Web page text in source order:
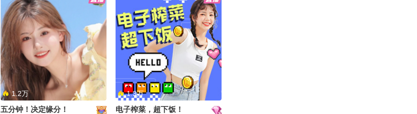
“我很幸运能找到这位老婆”马国
明自曝弄丢婚戒，太太汤洛雯并
无责备，反而称“可以买一对新
的”
又是北大数院07级校友！全球每
年仅一位获奖者！苏炜杰获考普
斯奖，与王虹、邓煜是本科同窗
1.2万
五分钟！决定缘分！
1.3万
电子榨菜，超下饭！